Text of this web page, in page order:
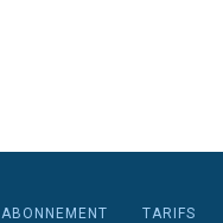
ABONNEMENT
TARIFS